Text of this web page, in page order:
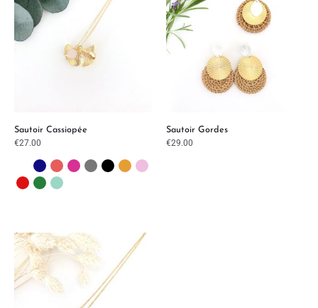
Sautoir Cassiopée
€27.00
Sautoir Gordes
€29.00